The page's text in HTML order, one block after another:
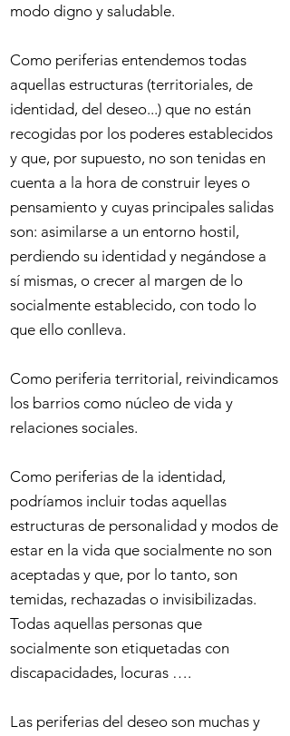
modo digno y saludable.
Como periferias entendemos todas
aquellas estructuras (territoriales, de
identidad, del deseo...) que no están
recogidas por los poderes establecidos
y que, por supuesto, no son tenidas en
cuenta a la hora de construir leyes o
pensamiento y cuyas principales salidas
son: asimilarse a un entorno hostil,
perdiendo su identidad y negándose a
sí mismas, o crecer al margen de lo
socialmente establecido, con todo lo
que ello conlleva.
Como periferia territorial, reivindicamos
los barrios como núcleo de vida y
relaciones sociales.
Como periferias de la identidad,
podríamos incluir todas aquellas
estructuras de personalidad y modos de
estar en la vida que socialmente no son
aceptadas y que, por lo tanto, son
temidas, rechazadas o invisibilizadas.
Todas aquellas personas que
socialmente son etiquetadas con
discapacidades, locuras ….
Las periferias del deseo son muchas y